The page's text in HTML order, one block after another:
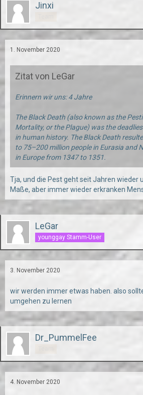
Jinxi
1. November 2020
Zitat von LeGar
Erinnern wir uns: 4 Jahre
The Black Death (also known as the
Mortality, or the Plague) was the
in human history. The Black Death
to 75–200 million people in Eurasia and
in Europe from 1347 to 1351.
Tja, und die Pest geht seit Jahren wieder
Maße, aber immer wieder erkranken
LeGar
younggay Stamm-User
3. November 2020
wir werden immer etwas haben. also
umgehen zu lernen
Dr_PummelFee
4. November 2020